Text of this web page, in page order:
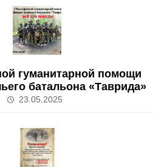
гуманитарной помощи
батальона «Таврида»
23.05.2025